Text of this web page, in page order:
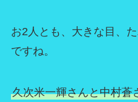
お2人とも、大きな目、
ですね。
久次米一輝さんと中村蒼